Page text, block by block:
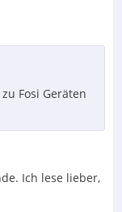
zu Fosi Geräten
Ich lese lieber,